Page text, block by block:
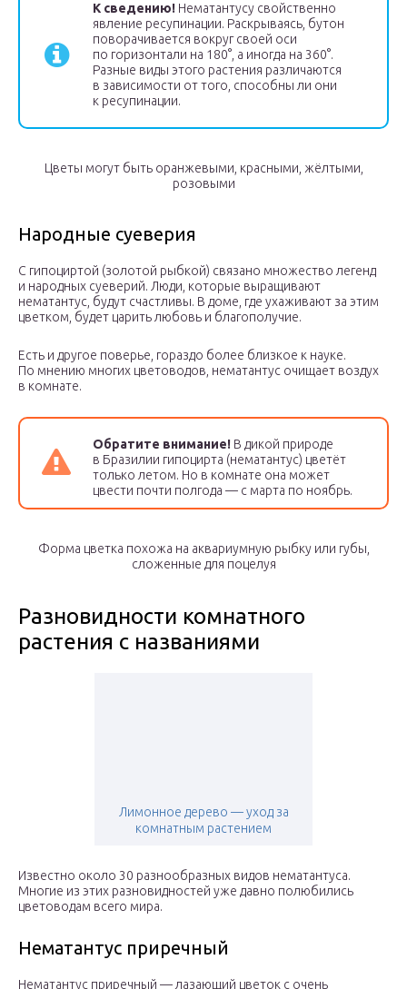
К сведению! Нематантусу свойственно
явление ресупинации. Раскрываясь, бутон
поворачивается вокруг своей оси
по горизонтали на 180°, а иногда на 360°.
Разные виды этого растения различаются
в зависимости от того, способны ли они
к ресупинации.
Цветы могут быть оранжевыми, красными, жёлтыми,
розовыми
Народные суеверия
С гипоциртой (золотой рыбкой) связано множество легенд
и народных суеверий. Люди, которые выращивают
нематантус, будут счастливы. В доме, где ухаживают за этим
цветком, будет царить любовь и благополучие.
Есть и другое поверье, гораздо более близкое к науке.
По мнению многих цветоводов, нематантус очищает воздух
в комнате.
Обратите внимание! В дикой природе
в Бразилии гипоцирта (нематантус) цветёт
только летом. Но в комнате она может
цвести почти полгода — с марта по ноябрь.
Форма цветка похожа на аквариумную рыбку или губы,
сложенные для поцелуя
Разновидности комнатного
растения с названиями
Лимонное дерево — уход за
комнатным растением
Известно около 30 разнообразных видов нематантуса.
Многие из этих разновидностей уже давно полюбились
цветоводам всего мира.
Нематантус приречный
Нематантус приречный — лазающий цветок с очень